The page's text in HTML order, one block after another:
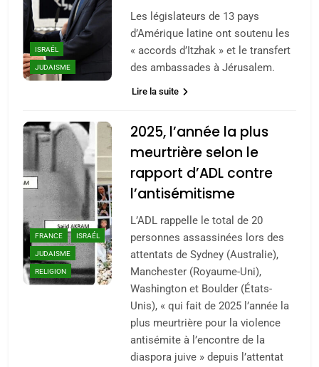
ISRAÉL
JUDAISME
Les législateurs de 13 pays
d’Amérique latine ont soutenu les
« accords d’Itzhak » et le transfert
des ambassades à Jérusalem.
Lire la suite
FRANCE
ISRAÉL
JUDAISME
RELIGION
2025, l’année la plus
meurtrière selon le
rapport d’ADL contre
l’antisémitisme
L’ADL rappelle le total de 20
personnes assassinées lors des
attentats de Sydney (Australie),
Manchester (Royaume-Uni),
Washington et Boulder (États-
Unis), « qui fait de 2025 l’année la
plus meurtrière pour la violence
antisémite à l’encontre de la
diaspora juive » depuis l’attentat